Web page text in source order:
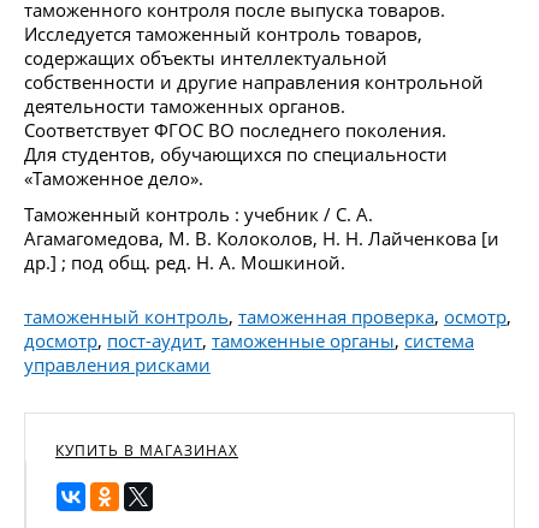
таможенного контроля после выпуска товаров.
Исследуется таможенный контроль товаров,
содержащих объекты интеллектуальной
собственности и другие направления контрольной
деятельности таможенных органов.
Соответствует ФГОС ВО последнего поколения.
Для студентов, обучающихся по специальности
«Таможенное дело».
Таможенный контроль : учебник / С. А.
Агамагомедова, М. В. Колоколов, Н. Н. Лайченкова [и
др.] ; под общ. ред. Н. А. Мошкиной.
таможенный контроль, таможенная проверка, осмотр,
досмотр, пост-аудит, таможенные органы, система
управления рисками
КУПИТЬ В МАГАЗИНАХ